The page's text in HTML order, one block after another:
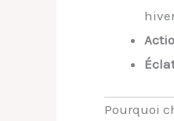
Pourquoi